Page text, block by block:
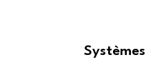
Systèmes